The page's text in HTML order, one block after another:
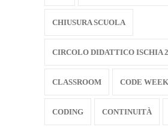
CHIUSURA SCUOLA
CIRCOLO DIDATTICO ISCHIA 2
CLASSROOM CODE WEEK
CODING CONTINUITÀ